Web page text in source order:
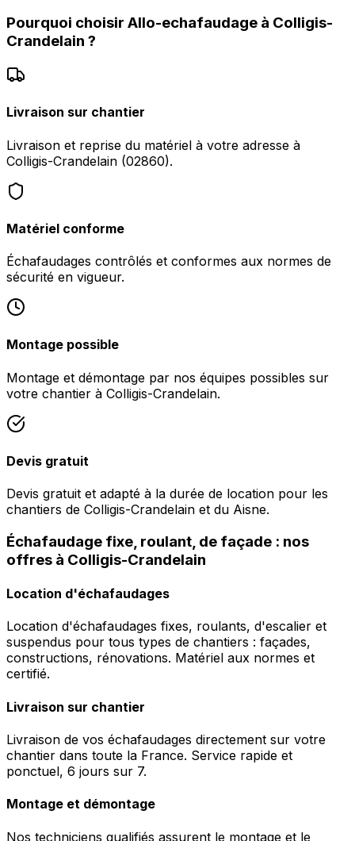
Pourquoi choisir Allo-echafaudage à Colligis-
Crandelain ?
Livraison sur chantier
Livraison et reprise du matériel à votre adresse à
Colligis-Crandelain (02860).
Matériel conforme
Échafaudages contrôlés et conformes aux normes de
sécurité en vigueur.
Montage possible
Montage et démontage par nos équipes possibles sur
votre chantier à Colligis-Crandelain.
Devis gratuit
Devis gratuit et adapté à la durée de location pour les
chantiers de Colligis-Crandelain et du Aisne.
Échafaudage fixe, roulant, de façade : nos
offres à Colligis-Crandelain
Location d'échafaudages
Location d'échafaudages fixes, roulants, d'escalier et
suspendus pour tous types de chantiers : façades,
constructions, rénovations. Matériel aux normes et
certifié.
Livraison sur chantier
Livraison de vos échafaudages directement sur votre
chantier dans toute la France. Service rapide et
ponctuel, 6 jours sur 7.
Montage et démontage
Nos techniciens qualifiés assurent le montage et le